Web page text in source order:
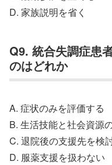
D. 家族説明を省く
Q9. 統合失調症患
のはどれか
A. 症状のみを評価する
B. 生活技能と社会資源
C. 退院後の支援先を検
D. 服薬支援を扱わない